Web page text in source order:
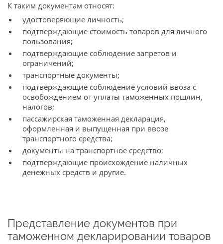
К таким документам относят:
удостоверяющие личность;
подтверждающие стоимость товаров для личного
пользования;
подтверждающие соблюдение запретов и
ограничений;
транспортные документы;
подтверждающие соблюдение условий ввоза с
освобождением от уплаты таможенных пошлин,
налогов;
пассажирская таможенная декларация,
оформленная и выпущенная при ввозе
транспортного средства;
документы на транспортное средство;
подтверждающие происхождение наличных
денежных средств и другие.
Представление документов при
таможенном декларировании товаров